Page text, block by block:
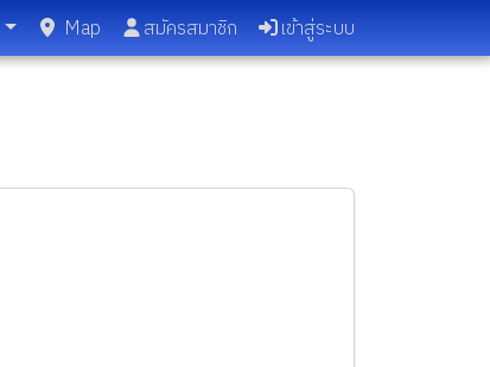
Map สมัครสมาชิก เข้าสู่ระบบ